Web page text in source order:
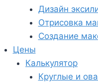
Дизайн
Отрисовка
Создание
Цены
Калькулятор
Круглые и